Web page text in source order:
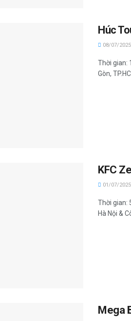
Húc
08/07/2025
Thời gian:
Gòn,
KFC
01/07/2025
Thời gian:
Hà Nội &
Mega